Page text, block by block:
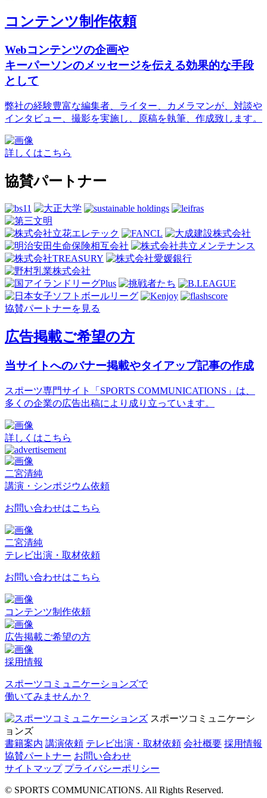
コンテンツ制作依頼
Webコンテンツの企画や
キーパーソンのメッセージを伝える効果的な手段
として
弊社の経験豊富な編集者、ライター、カメラマンが、対談や
インタビュー、撮影を実施し、原稿を執筆、作成致します。
詳しくはこちら
協賛パートナー
協賛パートナーを見る
広告掲載ご希望の方
当サイトへのバナー掲載やタイアップ記事の作成
スポーツ専門サイト「SPORTS COMMUNICATIONS」は、
多くの企業の広告出稿により成り立っています。
詳しくはこちら
二宮清純
講演・シンポジウム依頼
お問い合わせはこちら
二宮清純
テレビ出演・取材依頼
お問い合わせはこちら
コンテンツ制作依頼
広告掲載ご希望の方
採用情報
スポーツコミュニケーションズで
働いてみませんか？
スポーツコミュニケーシ
ョンズ
書籍案内 講演依頼 テレビ出演・取材依頼 会社概要 採用情報
協賛パートナー お問い合わせ
サイトマップ プライバシーポリシー
© SPORTS COMMUNICATIONS. All Rights Reserved.